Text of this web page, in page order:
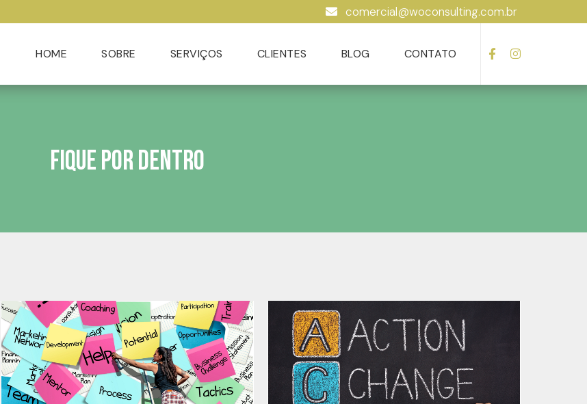
comercial@woconsulting.com.br
HOME SOBRE SERVIÇOS CLIENTES BLOG CONTATO
Fique por dentro